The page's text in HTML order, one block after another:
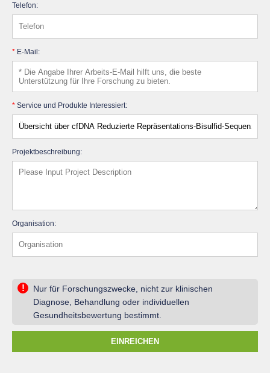
Telefon:
* E-Mail:
* Service und Produkte Interessiert:
Projektbeschreibung:
Organisation:
!
Nur für Forschungszwecke, nicht zur klinischen
Diagnose, Behandlung oder individuellen
Gesundheitsbewertung bestimmt.
EINREICHEN